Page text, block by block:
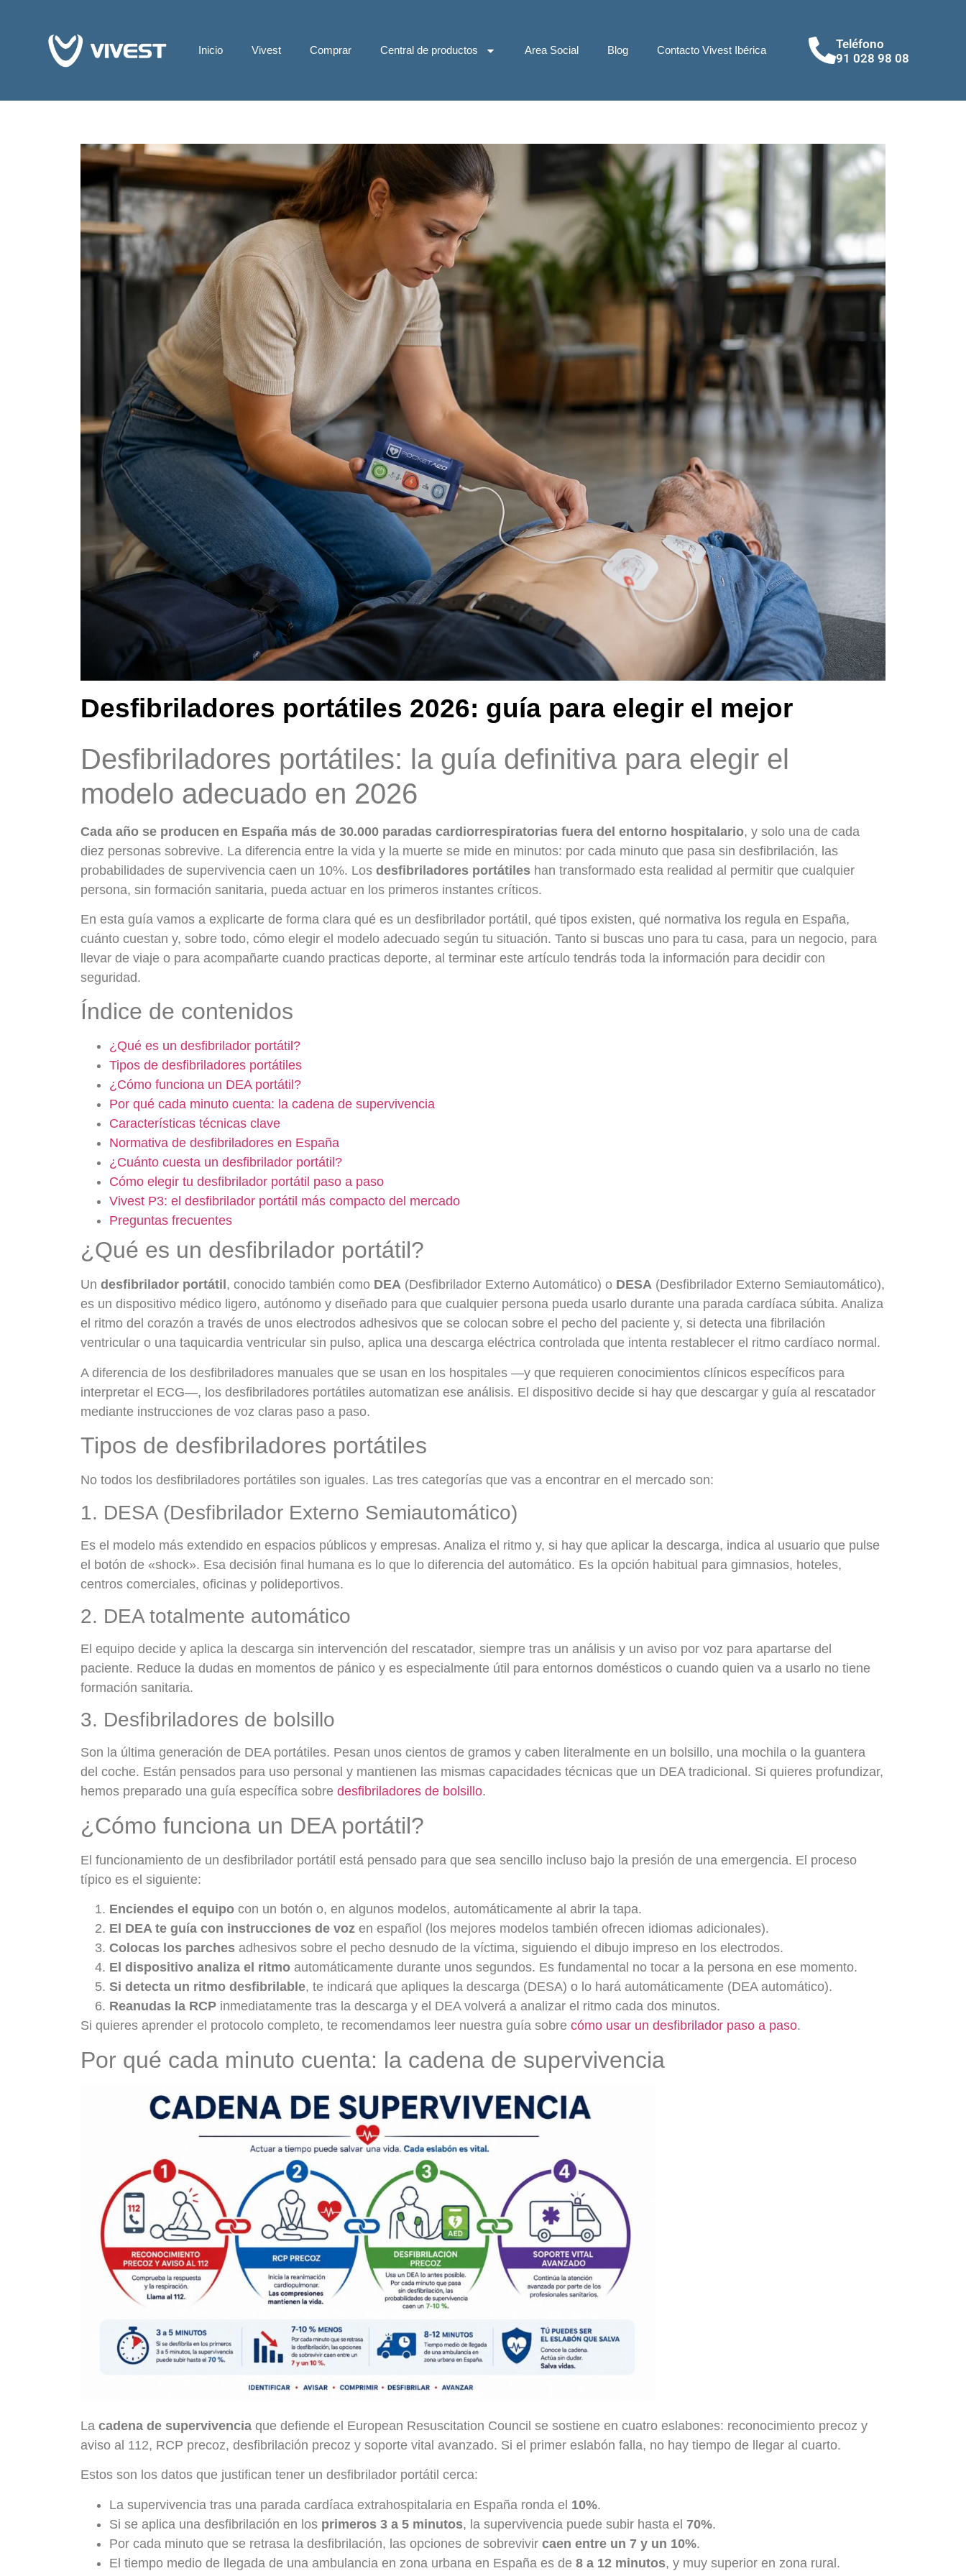
Inicio Vivest Comprar Central de productos Area Social Blog Contacto Vivest Ibérica
Teléfono
91 028 98 08
Desfibriladores portátiles 2026: guía para elegir el mejor
Desfibriladores portátiles: la guía definitiva para elegir el
modelo adecuado en 2026
Cada año se producen en España más de 30.000 paradas cardiorrespiratorias fuera del entorno hospitalario, y solo una de cada
diez personas sobrevive. La diferencia entre la vida y la muerte se mide en minutos: por cada minuto que pasa sin desfibrilación, las
probabilidades de supervivencia caen un 10%. Los desfibriladores portátiles han transformado esta realidad al permitir que cualquier
persona, sin formación sanitaria, pueda actuar en los primeros instantes críticos.
En esta guía vamos a explicarte de forma clara qué es un desfibrilador portátil, qué tipos existen, qué normativa los regula en España,
cuánto cuestan y, sobre todo, cómo elegir el modelo adecuado según tu situación. Tanto si buscas uno para tu casa, para un negocio, para
llevar de viaje o para acompañarte cuando practicas deporte, al terminar este artículo tendrás toda la información para decidir con
seguridad.
Índice de contenidos
¿Qué es un desfibrilador portátil?
Tipos de desfibriladores portátiles
¿Cómo funciona un DEA portátil?
Por qué cada minuto cuenta: la cadena de supervivencia
Características técnicas clave
Normativa de desfibriladores en España
¿Cuánto cuesta un desfibrilador portátil?
Cómo elegir tu desfibrilador portátil paso a paso
Vivest P3: el desfibrilador portátil más compacto del mercado
Preguntas frecuentes
¿Qué es un desfibrilador portátil?
Un desfibrilador portátil , conocido también como DEA (Desfibrilador Externo Automático) o DESA (Desfibrilador Externo Semiautomático),
es un dispositivo médico ligero, autónomo y diseñado para que cualquier persona pueda usarlo durante una parada cardíaca súbita. Analiza
el ritmo del corazón a través de unos electrodos adhesivos que se colocan sobre el pecho del paciente y, si detecta una fibrilación
ventricular o una taquicardia ventricular sin pulso, aplica una descarga eléctrica controlada que intenta restablecer el ritmo cardíaco normal.
A diferencia de los desfibriladores manuales que se usan en los hospitales —y que requieren conocimientos clínicos específicos para
interpretar el ECG—, los desfibriladores portátiles automatizan ese análisis. El dispositivo decide si hay que descargar y guía al rescatador
mediante instrucciones de voz claras paso a paso.
Tipos de desfibriladores portátiles
No todos los desfibriladores portátiles son iguales. Las tres categorías que vas a encontrar en el mercado son:
1. DESA (Desfibrilador Externo Semiautomático)
Es el modelo más extendido en espacios públicos y empresas. Analiza el ritmo y, si hay que aplicar la descarga, indica al usuario que pulse
el botón de «shock». Esa decisión final humana es lo que lo diferencia del automático. Es la opción habitual para gimnasios, hoteles,
centros comerciales, oficinas y polideportivos.
2. DEA totalmente automático
El equipo decide y aplica la descarga sin intervención del rescatador, siempre tras un análisis y un aviso por voz para apartarse del
paciente. Reduce la dudas en momentos de pánico y es especialmente útil para entornos domésticos o cuando quien va a usarlo no tiene
formación sanitaria.
3. Desfibriladores de bolsillo
Son la última generación de DEA portátiles. Pesan unos cientos de gramos y caben literalmente en un bolsillo, una mochila o la guantera
del coche. Están pensados para uso personal y mantienen las mismas capacidades técnicas que un DEA tradicional. Si quieres profundizar,
hemos preparado una guía específica sobre desfibriladores de bolsillo.
¿Cómo funciona un DEA portátil?
El funcionamiento de un desfibrilador portátil está pensado para que sea sencillo incluso bajo la presión de una emergencia. El proceso
típico es el siguiente:
Enciendes el equipo con un botón o, en algunos modelos, automáticamente al abrir la tapa.
El DEA te guía con instrucciones de voz en español (los mejores modelos también ofrecen idiomas adicionales).
Colocas los parches adhesivos sobre el pecho desnudo de la víctima, siguiendo el dibujo impreso en los electrodos.
El dispositivo analiza el ritmo automáticamente durante unos segundos. Es fundamental no tocar a la persona en ese momento.
Si detecta un ritmo desfibrilable, te indicará que apliques la descarga (DESA) o lo hará automáticamente (DEA automático).
Reanudas la RCP inmediatamente tras la descarga y el DEA volverá a analizar el ritmo cada dos minutos.
Si quieres aprender el protocolo completo, te recomendamos leer nuestra guía sobre cómo usar un desfibrilador paso a paso.
Por qué cada minuto cuenta: la cadena de supervivencia
La cadena de supervivencia que defiende el European Resuscitation Council se sostiene en cuatro eslabones: reconocimiento precoz y
aviso al 112, RCP precoz, desfibrilación precoz y soporte vital avanzado. Si el primer eslabón falla, no hay tiempo de llegar al cuarto.
Estos son los datos que justifican tener un desfibrilador portátil cerca:
La supervivencia tras una parada cardíaca extrahospitalaria en España ronda el 10%.
Si se aplica una desfibrilación en los primeros 3 a 5 minutos, la supervivencia puede subir hasta el 70%.
Por cada minuto que se retrasa la desfibrilación, las opciones de sobrevivir caen entre un 7 y un 10%.
El tiempo medio de llegada de una ambulancia en zona urbana en España es de 8 a 12 minutos, y muy superior en zona rural.